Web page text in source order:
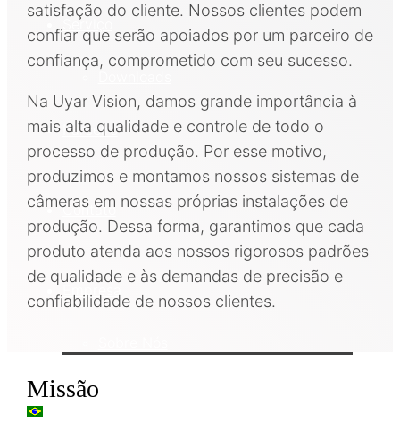
Serviço
Parceiro
Contato
PT
satisfação do cliente. Nossos clientes podem
confiar que serão apoiados por um parceiro de
confiança, comprometido com seu sucesso.
Na Uyar Vision, damos grande importância à
mais alta qualidade e controle de todo o
processo de produção. Por esse motivo,
produzimos e montamos nossos sistemas de
câmeras em nossas próprias instalações de
produção. Dessa forma, garantimos que cada
produto atenda aos nossos rigorosos padrões
de qualidade e às demandas de precisão e
confiabilidade de nossos clientes.
Missão